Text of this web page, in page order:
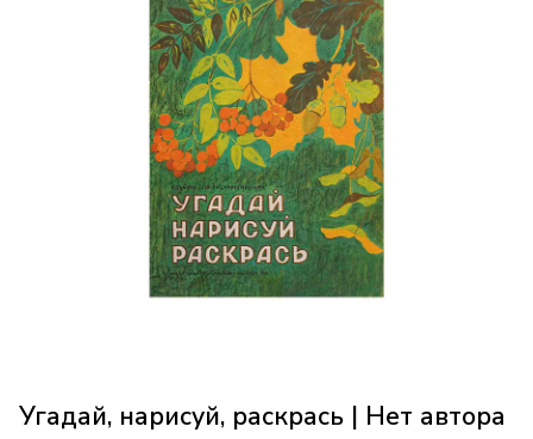
Угадай, нарисуй, раскрась | Нет автора